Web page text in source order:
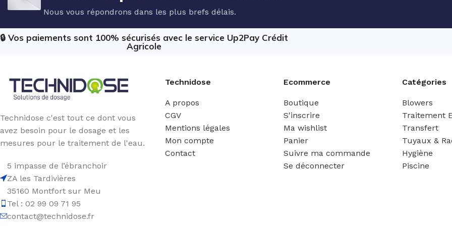
Nous vous répondrons dans les plus brefs délais.
🔒 Vos paiements sont 100% sécurisés avec le service Up2Pay Crédit
Agricole
Technidose c'est tout ce dont vous
avez besoin pour le dosage et les
mesures pour le traitement de l'eau.
5 impasse de l’ébranchoir
ZA les Tardivières
35160 Montfort sur Meu
Tel : 02 99 09 71 95
contact@technidose.fr
Technidose
A propos
CGV
Mentions légales
Mon compte
Contact
Ecommerce
Boutique
S'inscrire
Ma wishlist
Panier
Suivre ma commande
Se déconnecter
Catégories
Blowers
Traitement
Transfert
Tuyaux &
Hygiène
Piscine